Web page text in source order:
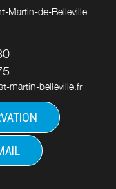
Martin-de-Belleville
martin-belleville.fr